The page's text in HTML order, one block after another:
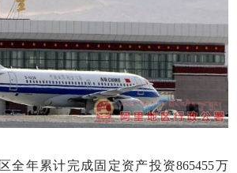
全年累计完成固定资产投资865455万